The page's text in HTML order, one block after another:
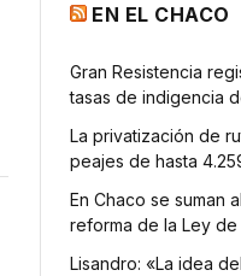
EN EL CHACO
Gran Resistencia
tasas de indigencia
La privatización de
peajes de hasta
En Chaco se suman
reforma de la Ley de
Lisandro: «La idea